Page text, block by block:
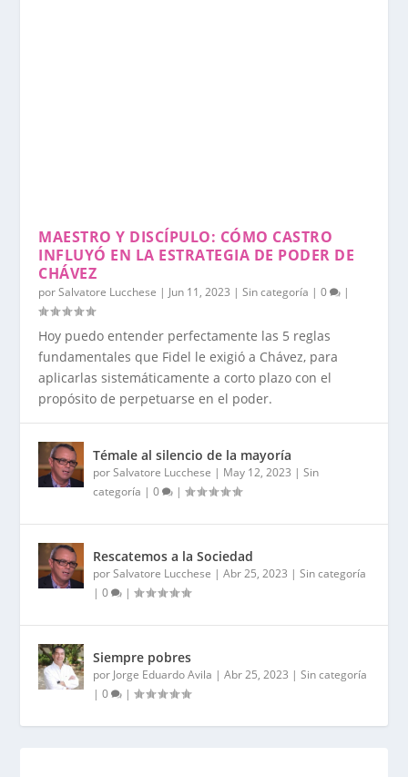
MAESTRO Y DISCÍPULO: CÓMO CASTRO
INFLUYÓ EN LA ESTRATEGIA DE PODER DE
CHÁVEZ
porSalvatore Lucchese | Jun 11, 2023 |Sin categoría |0 |
Hoy puedo entender perfectamente las 5 reglas
fundamentales que Fidel le exigió a Chávez, para
aplicarlas sistemáticamente a corto plazo con el
propósito de perpetuarse en el poder.
Témale al silencio de la mayoría
porSalvatore Lucchese | May 12, 2023 |Sin
categoría |0 |
Rescatemos a la Sociedad
porSalvatore Lucchese |Abr 25, 2023 |Sin categoría
|0 |
Siempre pobres
por Jorge Eduardo Avila |Abr 25, 2023 |Sin categoría
|0 |